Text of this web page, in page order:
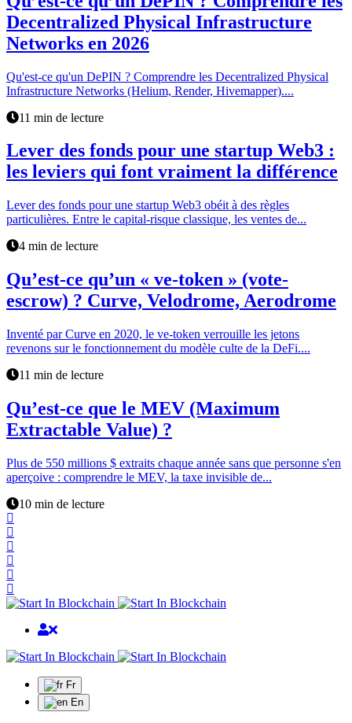
Decentralized Physical Infrastructure
Networks en 2026
Qu'est-ce qu'un DePIN ? Comprendre les Decentralized Physical
Infrastructure Networks (Helium, Render, Hivemapper)....
11 min de lecture
Lever des fonds pour une startup Web3 :
les leviers qui font vraiment la différence
Lever des fonds pour une startup Web3 obéit à des règles
particulières. Entre le capital-risque classique, les ventes de...
4 min de lecture
Qu’est-ce qu’un « ve-token » (vote-
escrow) ? Curve, Velodrome, Aerodrome
Inventé par Curve en 2020, le ve-token verrouille les jetons
revenons sur le fonctionnement du modèle culte de la DeFi....
11 min de lecture
Qu’est-ce que le MEV (Maximum
Extractable Value) ?
Plus de 550 millions $ extraits chaque année sans que personne s'en
aperçoive : comprendre le MEV, la taxe invisible de...
10 min de lecture
Fr
En